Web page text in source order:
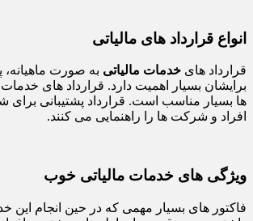
انواع قرارداد های مالیاتی
قرارداد های خدمات مالیاتی به صورت
برایشان بسیار اهمیت دارد. قرارداد های
ها بسیار مناسب است. قرارداد پشتیبانی برای
افراد و شرکت ها را راهنمایی می کنند.
ویژگی های خدمات مالیاتی خوب
فاکتور های بسیار مهمی که در حین انجام این